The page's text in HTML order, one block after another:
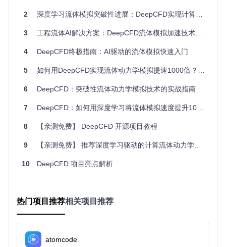
叶片形状的气动性能，传统方法难以满足这种高频次的设计探
升，成为流体仿真领域亟待解决的关键问题。
创新方案：DeepCFD的技术突破点
面对传统CFD的固有局限，DeepCFD提出了基于深度学习的
全新解决方案。如何将复杂的流体物理规律编码到神经网络
中？项目团队通过 改进的U-Net架构和结构化数据表示，实现
了从几何参数到流场结果的直接映射，开创了流体模拟的新范
式。
智能网络架构设计
DeepCFD采用对称的编码器-解码器结构，能够自动学习流体
数）、流动区域标签和边界表面SDF三个通道，通过卷积和池
图：DeepCFD的U-Net架构示意图，展示了从输入几何信息到
输出流场参数的完整映射过程，包含卷积、池化和上采样等关
键操作
2 深度学习流体模拟突破性进展：DeepCFD实现计算效率提升1000倍的技术解析
3 工程流体AI解决方案：DeepCFD流体模拟加速技术白皮书
4 DeepCFD终极指南：AI驱动的流体模拟快速入门
5 如何用DeepCFD实现流体动力学模拟提速1000倍？完整指南与实战案例 🚀
6 DeepCFD：突破性流体动力学模拟技术的实战指南
7 DeepCFD：如何用深度学习将流体模拟速度提升1000倍？
8 【亲测免费】 DeepCFD 开源项目教程
9 【亲测免费】 推荐深度学习驱动的计算流体动力学解决方案：DeepCFD
10 DeepCFD 项目亮点解析
热门项目推荐相关项目推荐
atomcode